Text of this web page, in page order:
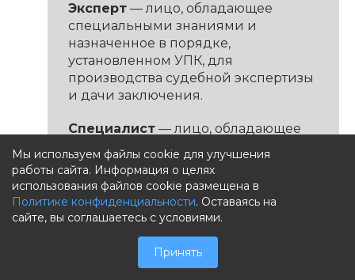
Эксперт— лицо, обладающее
специальными знаниями и
назначенное в порядке,
установленном УПК, для
производства судебной экспертизы
и дачи заключения.
Специалист— лицо, обладающее
специальными знаниями,
привлекаемое к участию в
процессуальных действиях в
порядке, установленном УПК, для
содействия в обнаружении,
закреплении и изъятии предметов
и документов, применении
технических средств в
Мы используем файлы cookie для улучшения
работы сайта. Информация о целях
использования файлов cookie размещена в
Политике конфиденциальности. Оставаясь на
сайте, вы соглашаетесь с условиями.
Принять